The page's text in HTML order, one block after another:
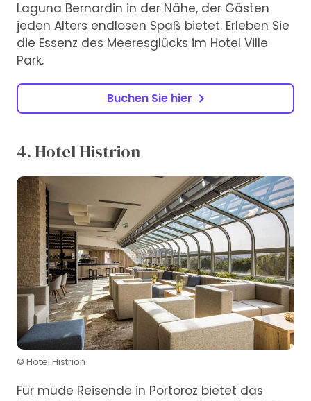
Laguna Bernardin in der Nähe, der Gästen
jeden Alters endlosen Spaß bietet. Erleben Sie
die Essenz des Meeresglücks im Hotel Ville
Park.
Buchen Sie hier
4. Hotel Histrion
© Hotel Histrion
Für müde Reisende in Portoroz bietet das